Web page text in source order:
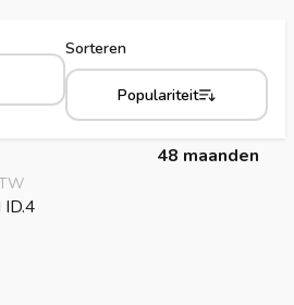
Sorteren
Populariteit
48 maanden